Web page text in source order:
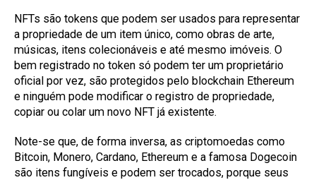
NFTs são tokens que podem ser usados para representar
a propriedade de um item único, como obras de arte,
músicas, itens colecionáveis e até mesmo imóveis. O
bem registrado no token só podem ter um proprietário
oficial por vez, são protegidos pelo blockchain Ethereum
e ninguém pode modificar o registro de propriedade,
copiar ou colar um novo NFT já existente.
Note-se que, de forma inversa, as criptomoedas como
Bitcoin, Monero, Cardano, Ethereum e a famosa Dogecoin
são itens fungíveis e podem ser trocados, porque seus